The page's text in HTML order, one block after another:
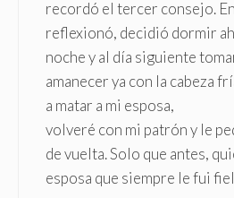
recordó el tercer consejo.
reflexionó, decidió dormir
noche y al día siguiente
amanecer ya con la cabeza
a matar a mi esposa,
volveré con mi patrón y le
de vuelta. Solo que antes,
esposa que siempre le fui